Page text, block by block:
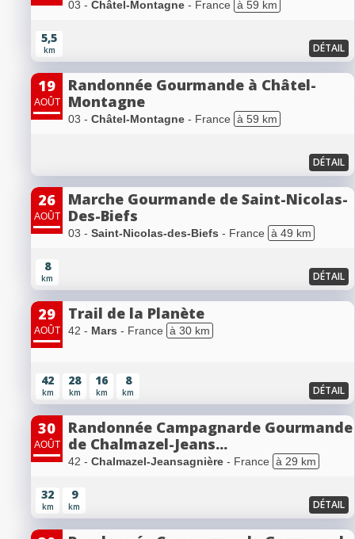
03 - Châtel-Montagne - France à 59 km
5,5
km DÉTAIL
19
AOÛT
Randonnée Gourmande à Châtel-
Montagne
03 - Châtel-Montagne - France à 59 km
DÉTAIL
26
AOÛT
Marche Gourmande de Saint-Nicolas-
Des-Biefs
03 - Saint-Nicolas-des-Biefs - France à 49 km
8
km DÉTAIL
29
AOÛT
Trail de la Planète
42 - Mars - France à 30 km
42
km
28
km
16
km
8
km DÉTAIL
30
AOÛT
Randonnée Campagnarde Gourmande
de Chalmazel-Jeans...
42 - Chalmazel-Jeansagnière - France à 29 km
32
km
9
km DÉTAIL